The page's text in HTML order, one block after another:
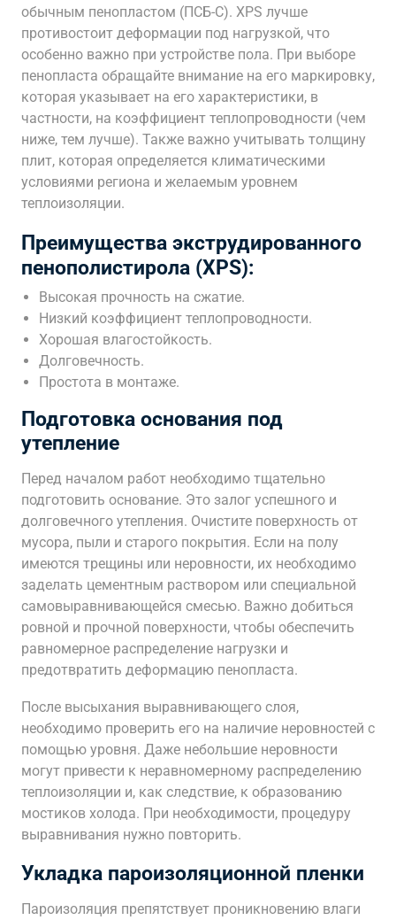
обычным пенопластом (ПСБ-С). XPS лучше
противостоит деформации под нагрузкой, что
особенно важно при устройстве пола. При выборе
пенопласта обращайте внимание на его маркировку,
которая указывает на его характеристики, в
частности, на коэффициент теплопроводности (чем
ниже, тем лучше). Также важно учитывать толщину
плит, которая определяется климатическими
условиями региона и желаемым уровнем
теплоизоляции.
Преимущества экструдированного
пенополистирола (XPS):
Высокая прочность на сжатие.
Низкий коэффициент теплопроводности.
Хорошая влагостойкость.
Долговечность.
Простота в монтаже.
Подготовка основания под
утепление
Перед началом работ необходимо тщательно
подготовить основание. Это залог успешного и
долговечного утепления. Очистите поверхность от
мусора, пыли и старого покрытия. Если на полу
имеются трещины или неровности, их необходимо
заделать цементным раствором или специальной
самовыравнивающейся смесью. Важно добиться
ровной и прочной поверхности, чтобы обеспечить
равномерное распределение нагрузки и
предотвратить деформацию пенопласта.
После высыхания выравнивающего слоя,
необходимо проверить его на наличие неровностей с
помощью уровня. Даже небольшие неровности
могут привести к неравномерному распределению
теплоизоляции и, как следствие, к образованию
мостиков холода. При необходимости, процедуру
выравнивания нужно повторить.
Укладка пароизоляционной пленки
Пароизоляция препятствует проникновению влаги